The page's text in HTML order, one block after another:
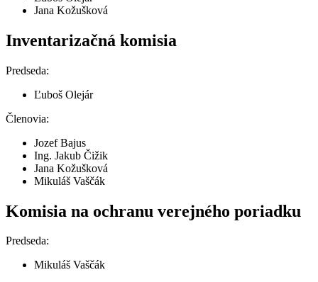
Jana Kožušková
Inventarizačná komisia
Predseda:
Ľuboš Olejár
Členovia:
Jozef Bajus
Ing. Jakub Čižik
Jana Kožušková
Mikuláš Vaščák
Komisia na ochranu verejného poriadku
Predseda:
Mikuláš Vaščák